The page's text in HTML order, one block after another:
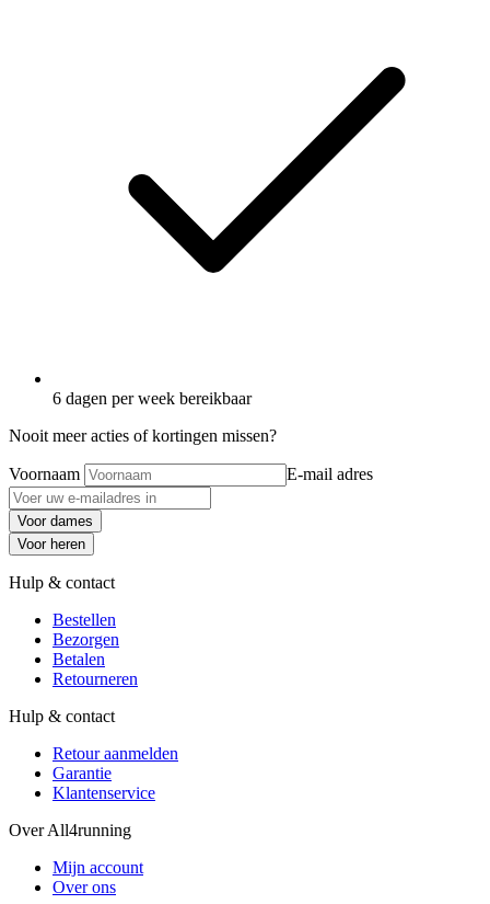
6 dagen per week bereikbaar
Nooit meer acties of kortingen missen?
Voornaam E-mail adres
Voor dames
Voor heren
Hulp & contact
Bestellen
Bezorgen
Betalen
Retourneren
Hulp & contact
Retour aanmelden
Garantie
Klantenservice
Over All4running
Mijn account
Over ons